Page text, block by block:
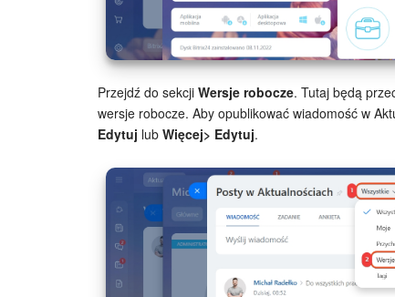
Przejdź do sekcji Wersje robocze. Tutaj będą
wersje robocze. Aby opublikować wiadomość w
Edytuj lub Więcej> Edytuj.